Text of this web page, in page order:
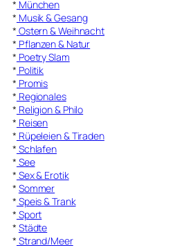
* München
* Musik & Gesang
* Ostern & Weihnacht
* Pflanzen & Natur
* Poetry Slam
* Politik
* Promis
* Regionales
* Religion & Philo
* Reisen
* Rüpeleien & Tiraden
* Schlafen
* See
* Sex & Erotik
* Sommer
* Speis & Trank
* Sport
* Städte
* Strand/Meer